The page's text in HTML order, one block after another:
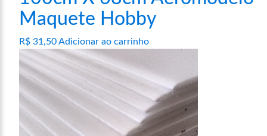
Maquete Hobby
R$ 31,50Adicionar ao carrinho